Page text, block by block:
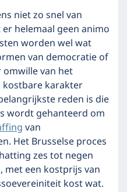
niet zo snel van
helemaal geen animo
worden wel wat
van democratie of
omwille van het
karakter
reden is die
wordt gehanteerd om
van
Het Brusselse proces
zes tot negen
met een kostprijs van
kost wat.